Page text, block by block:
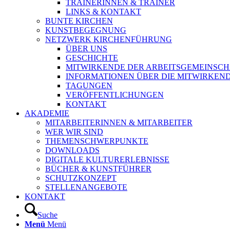
TRAINERINNEN & TRAINER
LINKS & KONTAKT
BUNTE KIRCHEN
KUNSTBEGEGNUNG
NETZWERK KIRCHENFÜHRUNG
ÜBER UNS
GESCHICHTE
MITWIRKENDE DER
INFORMATIONEN ÜBER DIE
TAGUNGEN
VERÖFFENTLICHUNGEN
KONTAKT
AKADEMIE
MITARBEITERINNEN & MITARBEITER
WER WIR SIND
THEMENSCHWERPUNKTE
DOWNLOADS
DIGITALE KULTURERLEBNISSE
BÜCHER & KUNSTFÜHRER
SCHUTZKONZEPT
STELLENANGEBOTE
KONTAKT
Suche
Menü Menü